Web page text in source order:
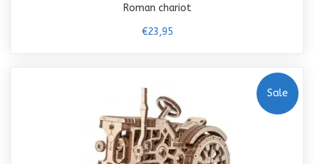
Roman chariot
€23,95
Sale